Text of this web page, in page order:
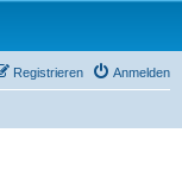
Anmelden
Registrieren